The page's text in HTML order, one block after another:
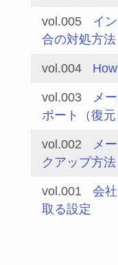
vol.005
イ
合の対処方法
vol.004
vol.003
メ
ポート（復元
vol.002
メ
クアップ方法
vol.001
会
取る設定